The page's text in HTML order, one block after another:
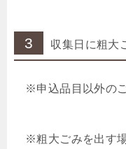
3 収集日に粗大
※申込品目以外の
※粗大ごみを出す